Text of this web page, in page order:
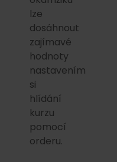
lze
dosáhnout
zajímavé
hodnoty
nastavením
si
hlídání
kurzu
pomocí
orderu.